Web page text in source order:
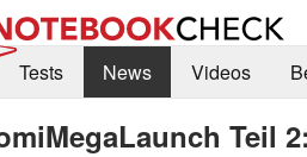
Tests
News Videos
Teil